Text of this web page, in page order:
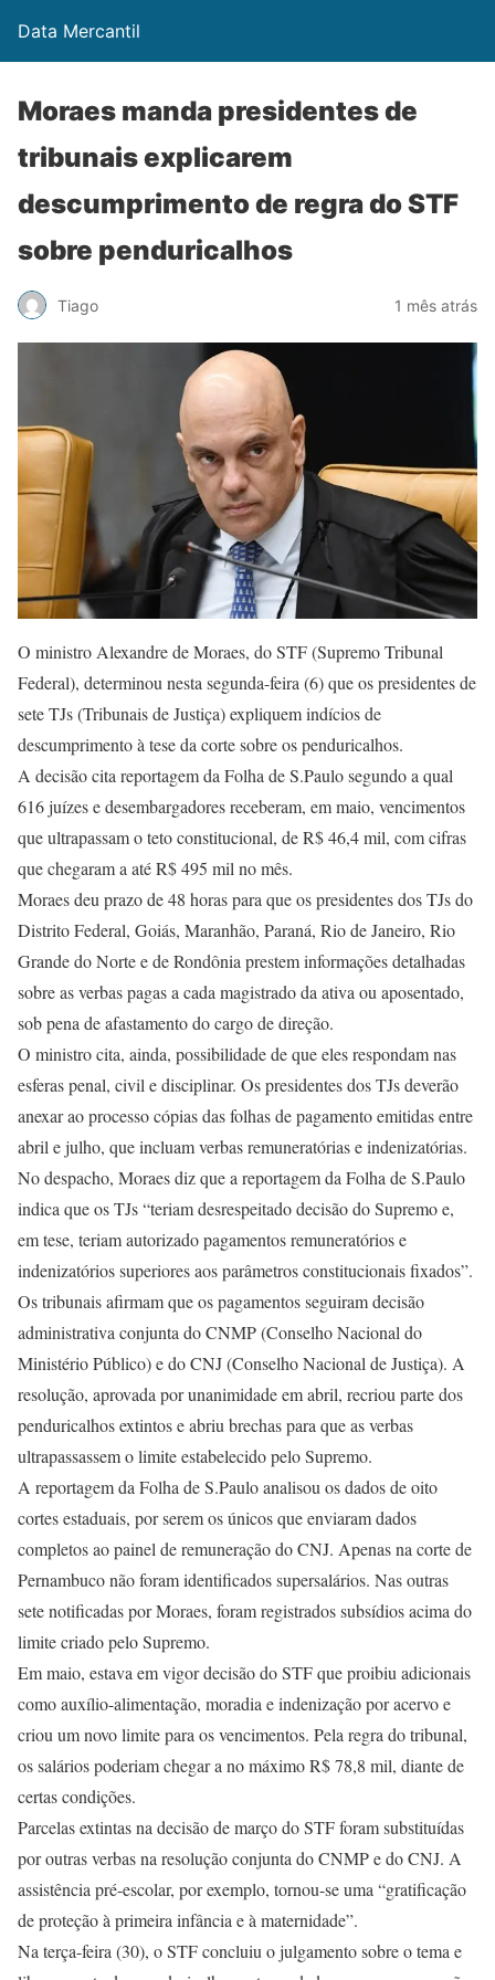
Data Mercantil
Moraes manda presidentes de
tribunais explicarem
descumprimento de regra do STF
sobre penduricalhos
Tiago 1 mês atrás
O ministro Alexandre de Moraes, do STF (Supremo Tribunal
Federal), determinou nesta segunda-feira (6) que os presidentes de
sete TJs (Tribunais de Justiça) expliquem indícios de
descumprimento à tese da corte sobre os penduricalhos.
A decisão cita reportagem da Folha de S.Paulo segundo a qual
616 juízes e desembargadores receberam, em maio, vencimentos
que ultrapassam o teto constitucional, de R$ 46,4 mil, com cifras
que chegaram a até R$ 495 mil no mês.
Moraes deu prazo de 48 horas para que os presidentes dos TJs do
Distrito Federal, Goiás, Maranhão, Paraná, Rio de Janeiro, Rio
Grande do Norte e de Rondônia prestem informações detalhadas
sobre as verbas pagas a cada magistrado da ativa ou aposentado,
sob pena de afastamento do cargo de direção.
O ministro cita, ainda, possibilidade de que eles respondam nas
esferas penal, civil e disciplinar. Os presidentes dos TJs deverão
anexar ao processo cópias das folhas de pagamento emitidas entre
abril e julho, que incluam verbas remuneratórias e indenizatórias.
No despacho, Moraes diz que a reportagem da Folha de S.Paulo
indica que os TJs “teriam desrespeitado decisão do Supremo e,
em tese, teriam autorizado pagamentos remuneratórios e
indenizatórios superiores aos parâmetros constitucionais fixados”.
Os tribunais afirmam que os pagamentos seguiram decisão
administrativa conjunta do CNMP (Conselho Nacional do
Ministério Público) e do CNJ (Conselho Nacional de Justiça). A
resolução, aprovada por unanimidade em abril, recriou parte dos
penduricalhos extintos e abriu brechas para que as verbas
ultrapassassem o limite estabelecido pelo Supremo.
A reportagem da Folha de S.Paulo analisou os dados de oito
cortes estaduais, por serem os únicos que enviaram dados
completos ao painel de remuneração do CNJ. Apenas na corte de
Pernambuco não foram identificados supersalários. Nas outras
sete notificadas por Moraes, foram registrados subsídios acima do
limite criado pelo Supremo.
Em maio, estava em vigor decisão do STF que proibiu adicionais
como auxílio-alimentação, moradia e indenização por acervo e
criou um novo limite para os vencimentos. Pela regra do tribunal,
os salários poderiam chegar a no máximo R$ 78,8 mil, diante de
certas condições.
Parcelas extintas na decisão de março do STF foram substituídas
por outras verbas na resolução conjunta do CNMP e do CNJ. A
assistência pré-escolar, por exemplo, tornou-se uma “gratificação
de proteção à primeira infância e à maternidade”.
Na terça-feira (30), o STF concluiu o julgamento sobre o tema e